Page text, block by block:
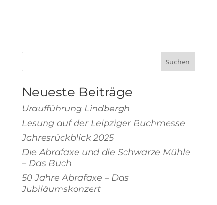
Suchen
Neueste Beiträge
Uraufführung Lindbergh
Lesung auf der Leipziger Buchmesse
Jahresrückblick 2025
Die Abrafaxe und die Schwarze Mühle
– Das Buch
50 Jahre Abrafaxe – Das
Jubiläumskonzert